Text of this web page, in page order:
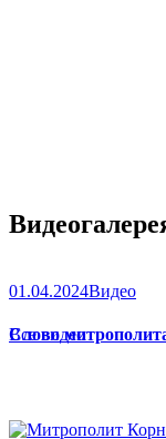
01.04.2024Видео
Слово
Все видео